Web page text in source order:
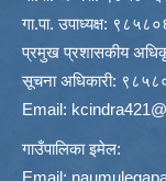
गा.पा. उपाध्यक्ष:
प्रमुख प्रशासकीय
सूचना अधिकारी:
Email:
गाउँपालिका इमेल:
Email: